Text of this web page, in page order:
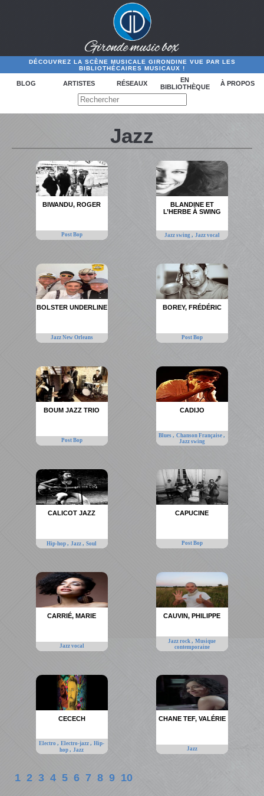
DÉCOUVREZ LA SCÈNE MUSICALE GIRONDINE VUE PAR LES
BIBLIOTHÉCAIRES MUSICAUX !
BLOG ARTISTES RÉSEAUX
EN
BIBLIOTHÈQUE
À PROPOS
Jazz
BIWANDU, ROGER
Post Bop
BLANDINE ET
L’HERBE À SWING
Jazz swing , Jazz vocal
BOLSTER UNDERLINE
Jazz New Orleans
BOREY, FRÉDÉRIC
Post Bop
BOUM JAZZ TRIO
Post Bop
CADIJO
Blues,Chanson Française,
Jazz swing
CALICOT JAZZ
Hip-hop,Jazz,Soul
CAPUCINE
Post Bop
CARRIÉ, MARIE
Jazz vocal
CAUVIN, PHILIPPE
Jazz rock,Musique
contemporaine
CECECH
Electro,Electro-jazz,Hip-
hop,Jazz
CHANE TEF, VALÉRIE
Jazz
1 2 3 4 5 6 7 8 9 10